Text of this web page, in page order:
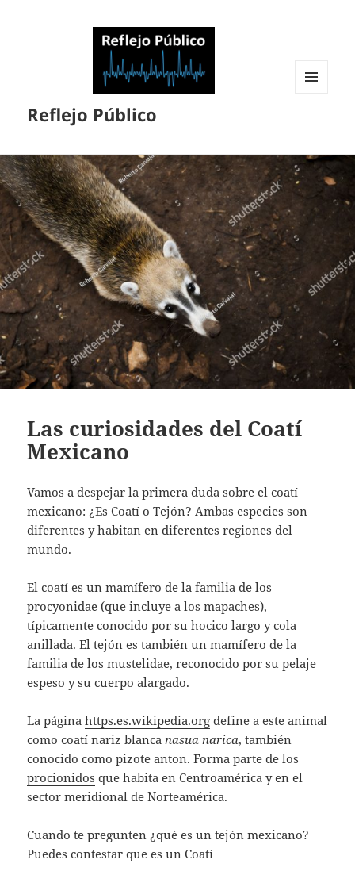
Reflejo Público
Las curiosidades del Coatí
Mexicano
Vamos a despejar la primera duda sobre el coatí
mexicano: ¿Es Coatí o Tejón? Ambas especies son
diferentes y habitan en diferentes regiones del
mundo.
El coatí es un mamífero de la familia de los
procyonidae (que incluye a los mapaches),
típicamente conocido por su hocico largo y cola
anillada. El tejón es también un mamífero de la
familia de los mustelidae, reconocido por su pelaje
espeso y su cuerpo alargado.
La páginahttps.es.wikipedia.org define a este animal
como coatí nariz blancanasua narica, también
conocido como pizote anton. Forma parte de los
procionidos que habita en Centroamérica y en el
sector meridional de Norteamérica.
Cuando te pregunten ¿qué es un tejón mexicano?
Puedes contestar que es un Coatí